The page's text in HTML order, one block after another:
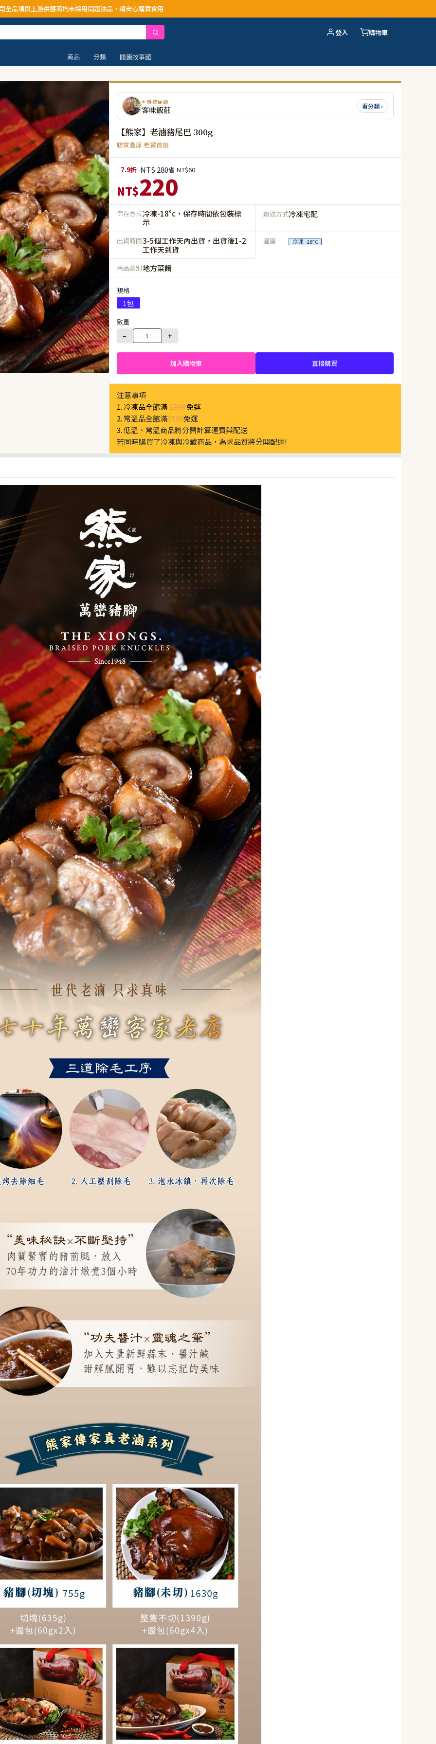
未採用問題油品，請安心購買食用
登入 購物車
商品 分類 開飯故事館
⭐ 傳統硬頸
客味飯莊 看分類 ›
【熊家】老滷豬尾巴 300g
膠質豐厚 老饕首選
7.9折 NT$ 280省 NT$60
NT$220
保存方式冷凍-18°c，保存時間依包裝標
示
運送方式冷凍宅配
出貨時間3-5個工作天內出貨，出貨後1-2
工作天到貨
溫層 冷凍 -18°C
商品類別地方菜餚
規格
1包
數量
−
+
加入購物車 直接購買
注意事項
1. 冷凍品全館滿 $999免運
2. 常溫品全館滿$599免運
3.低溫、常溫商品將分開計算運費與配送
若同時購買了冷凍與冷藏商品，為求品質將分開配送!